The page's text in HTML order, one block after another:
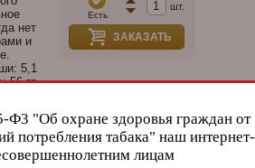
нет
и
5,1
56 гр.
Есть
шт.
ЗАКАЗАТЬ
Ф3 "Об охране здоровья граждан от
потребления табака" наш интернет-
лицам